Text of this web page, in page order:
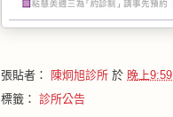
張貼者： 陳炯旭診所 於 晚上9:59
標籤： 診所公告